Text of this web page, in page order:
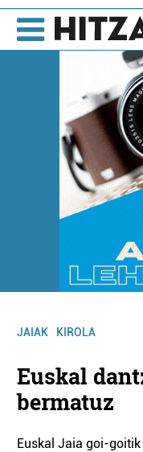
JAIAK KIROLA
Euskal
bermatuz
Euskal Jaia goi-